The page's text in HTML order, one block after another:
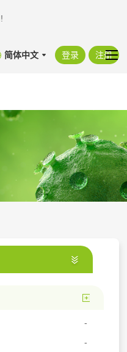
!
简体中文 登录 注册